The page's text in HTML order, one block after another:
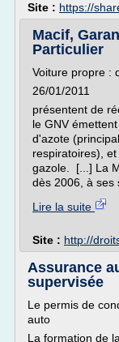
Site : https://
Macif,
Particulier
Voiture propre :
26/01/2011
présentent de
le GNV
d'azote
respiratoires),
gazole. [...] La
dès 2006, à ses
Lire la suite
Site : http://
Assurance
supervisée
Le permis de
auto
La formation de